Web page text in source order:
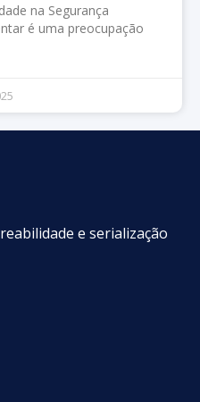
na Segurança
é uma preocupação
e serialização